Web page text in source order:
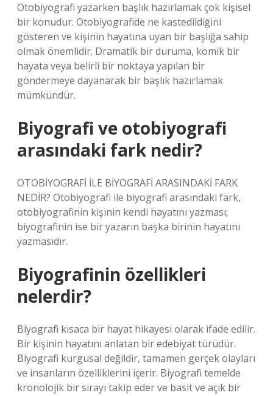
Otobiyografi yazarken başlık hazırlamak çok kişisel
bir konudur. Otobiyografide ne kastedildiğini
gösteren ve kişinin hayatına uyan bir başlığa sahip
olmak önemlidir. Dramatik bir duruma, komik bir
hayata veya belirli bir noktaya yapılan bir
göndermeye dayanarak bir başlık hazırlamak
mümkündür.
Biyografi ve otobiyografi
arasındaki fark nedir?
OTOBİYOGRAFİ İLE BİYOGRAFİ ARASINDAKİ FARK
NEDİR? Otobiyografi ile biyografi arasındaki fark,
otobiyografinin kişinin kendi hayatını yazması;
biyografinin ise bir yazarın başka birinin hayatını
yazmasıdır.
Biyografinin özellikleri
nelerdir?
Biyografi kısaca bir hayat hikayesi olarak ifade edilir.
Bir kişinin hayatını anlatan bir edebiyat türüdür.
Biyografi kurgusal değildir, tamamen gerçek olayları
ve insanların özelliklerini içerir. Biyografi temelde
kronolojik bir sırayı takip eder ve basit ve açık bir